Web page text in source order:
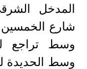
المدخل
وسط تراجع
وسط الحديدة